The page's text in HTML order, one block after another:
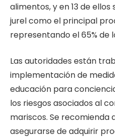
alimentos, y en 13 de
jurel como el principal
representando el 65% de
Las autoridades están
implementación de
educación para
los riesgos asociados al
mariscos. Se recomienda
asegurarse de adquirir